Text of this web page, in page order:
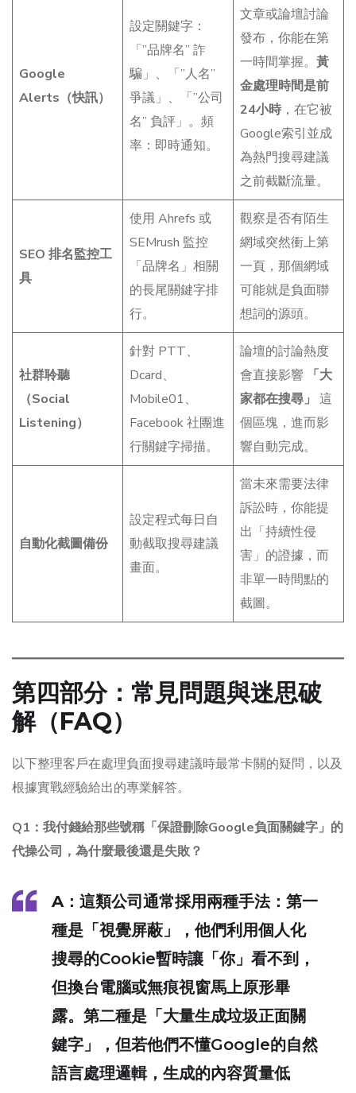
Google
Alerts（快訊）
設定關鍵字：
「”品牌名” 詐
騙」、「”人名”
爭議」、「”公司
名” 負評」。頻
率：即時通知。
文章或論壇討論
發布，你能在第
一時間掌握。 黃
金處理時間是前
24小時 ，在它被
Google索引並成
為熱門搜尋建議
之前截斷流量。
SEO 排名監控工
具
使用 Ahrefs 或
SEMrush 監控
「品牌名」相關
的長尾關鍵字排
行。
觀察是否有陌生
網域突然衝上第
一頁，那個網域
可能就是負面聯
想詞的源頭。
社群聆聽
（Social
Listening）
針對 PTT、
Dcard、
Mobile01、
Facebook 社團進
行關鍵字掃描。
論壇的討論熱度
會直接影響
「大
家都在搜尋」 這
個區塊，進而影
響自動完成。
自動化截圖備份
設定程式每日自
動截取搜尋建議
畫面。
當未來需要法律
訴訟時，你能提
出「持續性侵
害」的證據，而
非單一時間點的
截圖。
第四部分：常見問題與迷思破
解（FAQ）
以下整理客戶在處理負面搜尋建議時最常卡關的疑問，以及
根據實戰經驗給出的專業解答。
Q1：我付錢給那些號稱「保證刪除Google負面關鍵字」的
代操公司，為什麼最後還是失敗？
A ：這類公司通常採用兩種手法：第一
種是「視覺屏蔽」，他們利用個人化
搜尋的Cookie暫時讓「你」看不到，
但換台電腦或無痕視窗馬上原形畢
露。第二種是「大量生成垃圾正面關
鍵字」，但若他們不懂Google的自然
語言處理邏輯，生成的內容質量低